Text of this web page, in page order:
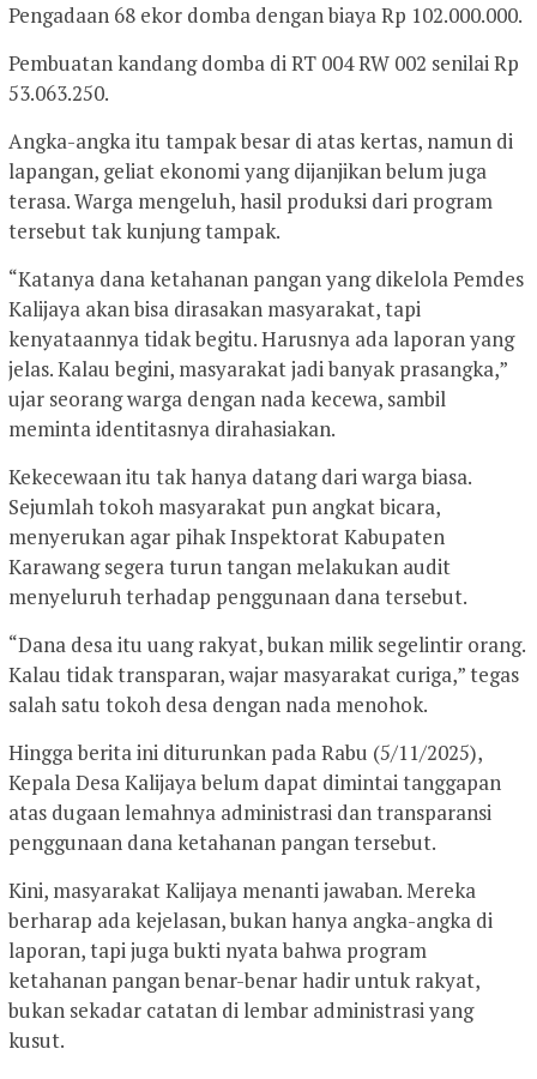
Pengadaan 68 ekor domba dengan biaya Rp 102.000.000.
Pembuatan kandang domba di RT 004 RW 002 senilai Rp
53.063.250.
Angka-angka itu tampak besar di atas kertas, namun di
lapangan, geliat ekonomi yang dijanjikan belum juga
terasa. Warga mengeluh, hasil produksi dari program
tersebut tak kunjung tampak.
“Katanya dana ketahanan pangan yang dikelola Pemdes
Kalijaya akan bisa dirasakan masyarakat, tapi
kenyataannya tidak begitu. Harusnya ada laporan yang
jelas. Kalau begini, masyarakat jadi banyak prasangka,”
ujar seorang warga dengan nada kecewa, sambil
meminta identitasnya dirahasiakan.
Kekecewaan itu tak hanya datang dari warga biasa.
Sejumlah tokoh masyarakat pun angkat bicara,
menyerukan agar pihak Inspektorat Kabupaten
Karawang segera turun tangan melakukan audit
menyeluruh terhadap penggunaan dana tersebut.
“Dana desa itu uang rakyat, bukan milik segelintir orang.
Kalau tidak transparan, wajar masyarakat curiga,” tegas
salah satu tokoh desa dengan nada menohok.
Hingga berita ini diturunkan pada Rabu (5/11/2025),
Kepala Desa Kalijaya belum dapat dimintai tanggapan
atas dugaan lemahnya administrasi dan transparansi
penggunaan dana ketahanan pangan tersebut.
Kini, masyarakat Kalijaya menanti jawaban. Mereka
berharap ada kejelasan, bukan hanya angka-angka di
laporan, tapi juga bukti nyata bahwa program
ketahanan pangan benar-benar hadir untuk rakyat,
bukan sekadar catatan di lembar administrasi yang
kusut.